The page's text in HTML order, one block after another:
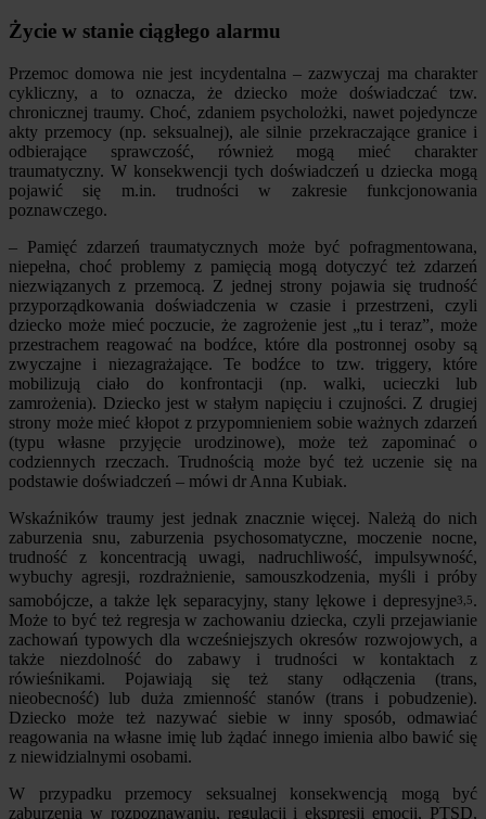
Życie w stanie ciągłego alarmu
Przemoc domowa nie jest incydentalna – zazwyczaj ma charakter
cykliczny, a to oznacza, że dziecko może doświadczać tzw.
chronicznej traumy. Choć, zdaniem psycholożki, nawet pojedyncze
akty przemocy (np. seksualnej), ale silnie przekraczające granice i
odbierające sprawczość, również mogą mieć charakter
traumatyczny. W konsekwencji tych doświadczeń u dziecka mogą
pojawić się m.in. trudności w zakresie funkcjonowania
poznawczego.
– Pamięć zdarzeń traumatycznych może być pofragmentowana,
niepełna, choć problemy z pamięcią mogą dotyczyć też zdarzeń
niezwiązanych z przemocą. Z jednej strony pojawia się trudność
przyporządkowania doświadczenia w czasie i przestrzeni, czyli
dziecko może mieć poczucie, że zagrożenie jest „tu i teraz”, może
przestrachem reagować na bodźce, które dla postronnej osoby są
zwyczajne i niezagrażające. Te bodźce to tzw. triggery, które
mobilizują ciało do konfrontacji (np. walki, ucieczki lub
zamrożenia). Dziecko jest w stałym napięciu i czujności. Z drugiej
strony może mieć kłopot z przypomnieniem sobie ważnych zdarzeń
(typu własne przyjęcie urodzinowe), może też zapominać o
codziennych rzeczach. Trudnością może być też uczenie się na
podstawie doświadczeń – mówi dr Anna Kubiak.
Wskaźników traumy jest jednak znacznie więcej. Należą do nich
zaburzenia snu, zaburzenia psychosomatyczne, moczenie nocne,
trudność z koncentracją uwagi, nadruchliwość, impulsywność,
wybuchy agresji, rozdrażnienie, samouszkodzenia, myśli i próby
samobójcze, a także lęk separacyjny, stany lękowe i depresyjne3,5.
Może to być też regresja w zachowaniu dziecka, czyli przejawianie
zachowań typowych dla wcześniejszych okresów rozwojowych, a
także niezdolność do zabawy i trudności w kontaktach z
rówieśnikami. Pojawiają się też stany odłączenia (trans,
nieobecność) lub duża zmienność stanów (trans i pobudzenie).
Dziecko może też nazywać siebie w inny sposób, odmawiać
reagowania na własne imię lub żądać innego imienia albo bawić się
z niewidzialnymi osobami.
W przypadku przemocy seksualnej konsekwencją mogą być
zaburzenia w rozpoznawaniu, regulacji i ekspresji emocji, PTSD,